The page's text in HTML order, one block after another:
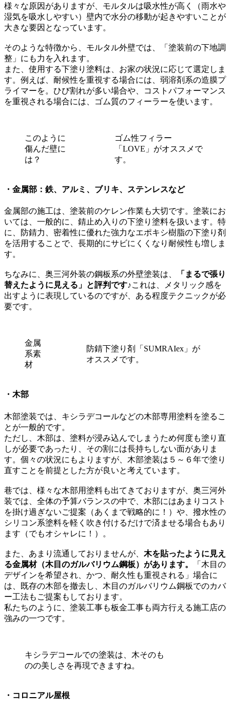
様々な原因がありますが、モルタルは吸水性が高く（雨水や
湿気を吸水しやすい）壁内で水分の移動が起きやすいことが
大きな要因となっています。
そのような特徴から、モルタル外壁では、「塗装前の下地調
整」にも力を入れます。
また、使用する下塗り塗料は、お家の状況に応じて選定しま
す。例えば、耐候性を重視する場合には、弱溶剤系の造膜プ
ライマーを。ひび割れが多い場合や、コストパフォーマンス
を重視される場合には、ゴム質のフィーラーを使います。
このように
傷んだ壁に
は？
ゴム性フィラー
「LOVE」がオススメで
す。
・金属部：鉄、アルミ、ブリキ、ステンレスなど
金属部の施工は、塗装前のケレン作業も大切です。塗装にお
いては、一般的に、錆止め入りの下塗り塗料を扱います。特
に、防錆力、密着性に優れた強力なエポキシ樹脂の下塗り剤
を活用することで、長期的にサビにくくなり耐候性も増しま
す。
ちなみに、奥三河外装の鋼板系の外壁塗装は、
「まるで張り
替えたように見える」と評判です♪これは、メタリック感を
出すように表現しているのですが、ある程度テクニックが必
要です。
金属
系素
材
防錆下塗り剤「SUMRAIex」が
オススメです。
・木部
木部塗装では、キシラデコールなどの木部専用塗料を塗るこ
とが一般的です。
ただし、木部は、塗料が浸み込んでしまうため何度も塗り直
しが必要であったり、その割には長持ちしない面がありま
す。個々の状況にもよりますが、木部塗装は５～６年で塗り
直すことを前提とした方が良いと考えています。
巷では、様々な木部用塗料も出てきておりますが、奥三河外
装では、全体の予算バランスの中で、木部にはあまりコスト
を掛け過ぎないご提案（あくまで戦略的に！）や、撥水性の
シリコン系塗料を軽く吹き付けるだけで済ませる場合もあり
ます（でもオシャレに！）。
また、あまり流通しておりませんが、 木を貼ったように見え
る金属材（木目のガルバリウム鋼板）があります。
「木目の
デザインを希望され、かつ、耐久性も重視される」場合に
は、既存の木部を撤去し、木目のガルバリウム鋼板でのカバ
ー工法もご提案もしております。
私たちのように、塗装工事も板金工事も両方行える施工店の
強みの一つです。
キシラデコールでの塗装は、木そのも
のの美しさを再現できますね。
・コロニアル屋根